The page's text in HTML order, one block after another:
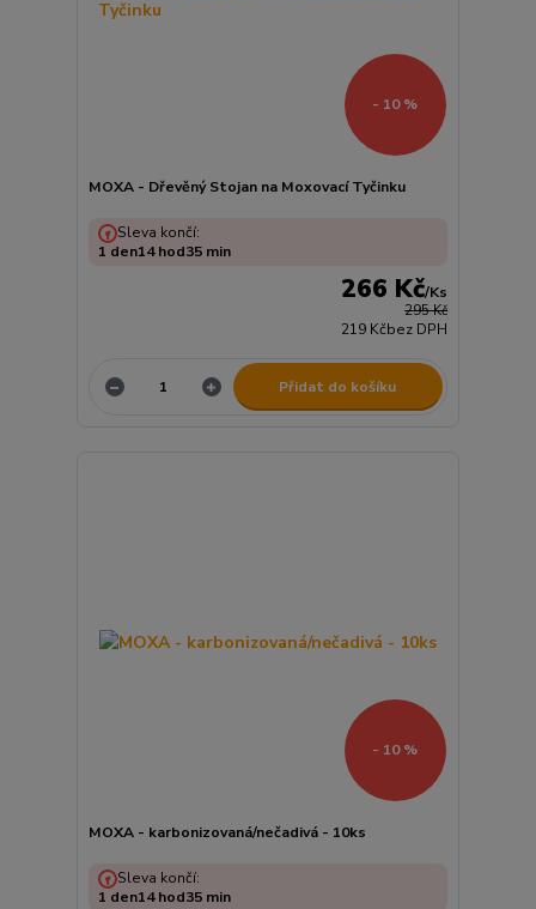
- 10 %
MOXA - Dřevěný Stojan na Moxovací Tyčinku
295 Kč
266 Kč/Ks
219 Kčbez DPH
Sleva končí:
1 den14hod35 min
Přidat do košíku
- 10 %
MOXA - karbonizovaná/nečadivá - 10ks
Sleva končí:
1 den14hod35 min